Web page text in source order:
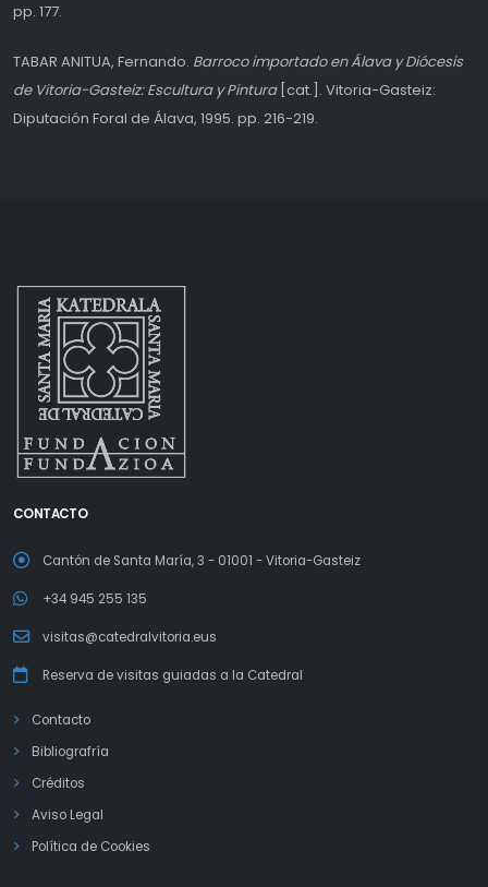
pp. 177.
TABAR ANITUA, Fernando. Barroco importado en Álava y Diócesis
de Vitoria-Gasteiz: Escultura y Pintura[cat.]. Vitoria-Gasteiz:
Diputación Foral de Álava, 1995. pp. 216-219.
CONTACTO
Cantón de Santa María, 3 - 01001 - Vitoria-Gasteiz
+34 945 255 135
visitas@catedralvitoria.eus
Reserva de visitas guiadas a la Catedral
Contacto
Bibliografría
Créditos
Aviso Legal
Política de Cookies